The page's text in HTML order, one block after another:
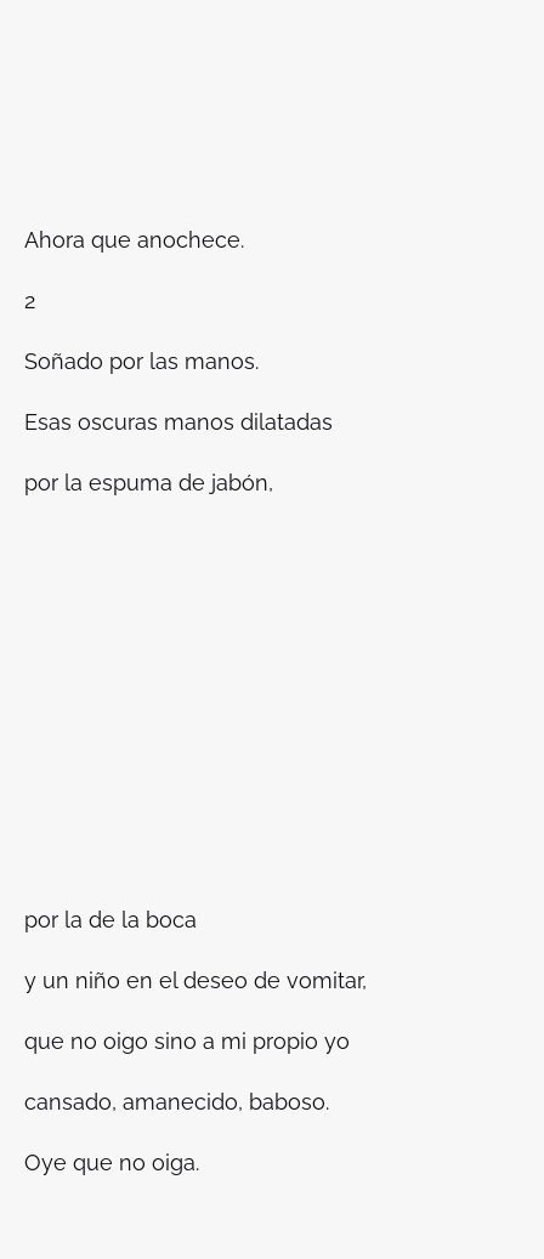
Ahora que anochece.
2
Soñado por las manos.
Esas oscuras manos dilatadas
por la espuma de jabón,
por la de la boca
y un niño en el deseo de vomitar,
que no oigo sino a mi propio yo
cansado, amanecido, baboso.
Oye que no oiga.